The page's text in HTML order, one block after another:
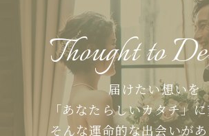
Thought to
届けたい想いを
「あなたらしいカタチ」に
そんな運命的な出会いがあ